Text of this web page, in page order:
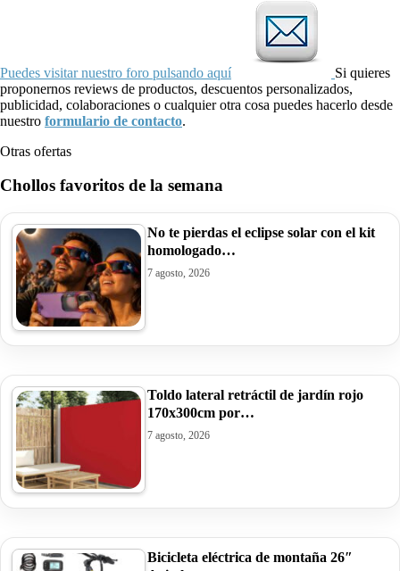
Puedes visitar nuestro foro pulsando aquí
Si quieres
proponernos reviews de productos, descuentos personalizados,
publicidad, colaboraciones o cualquier otra cosa puedes hacerlo desde
nuestro formulario de contacto.
Otras ofertas
Chollos favoritos de la semana
No te pierdas el eclipse solar con el kit
homologado…
7 agosto, 2026
Toldo lateral retráctil de jardín rojo
170x300cm por…
7 agosto, 2026
Bicicleta eléctrica de montaña 26″